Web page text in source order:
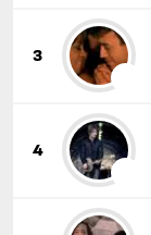
3
4